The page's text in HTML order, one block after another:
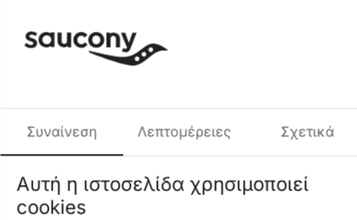
CODE: S70124-22-22-40.5 Share
Saucony DXN Trainer
€4799
Συναίνεση Λεπτομέρειες Σχετικά
Αυτή η ιστοσελίδα χρησιμοποιεί
cookies